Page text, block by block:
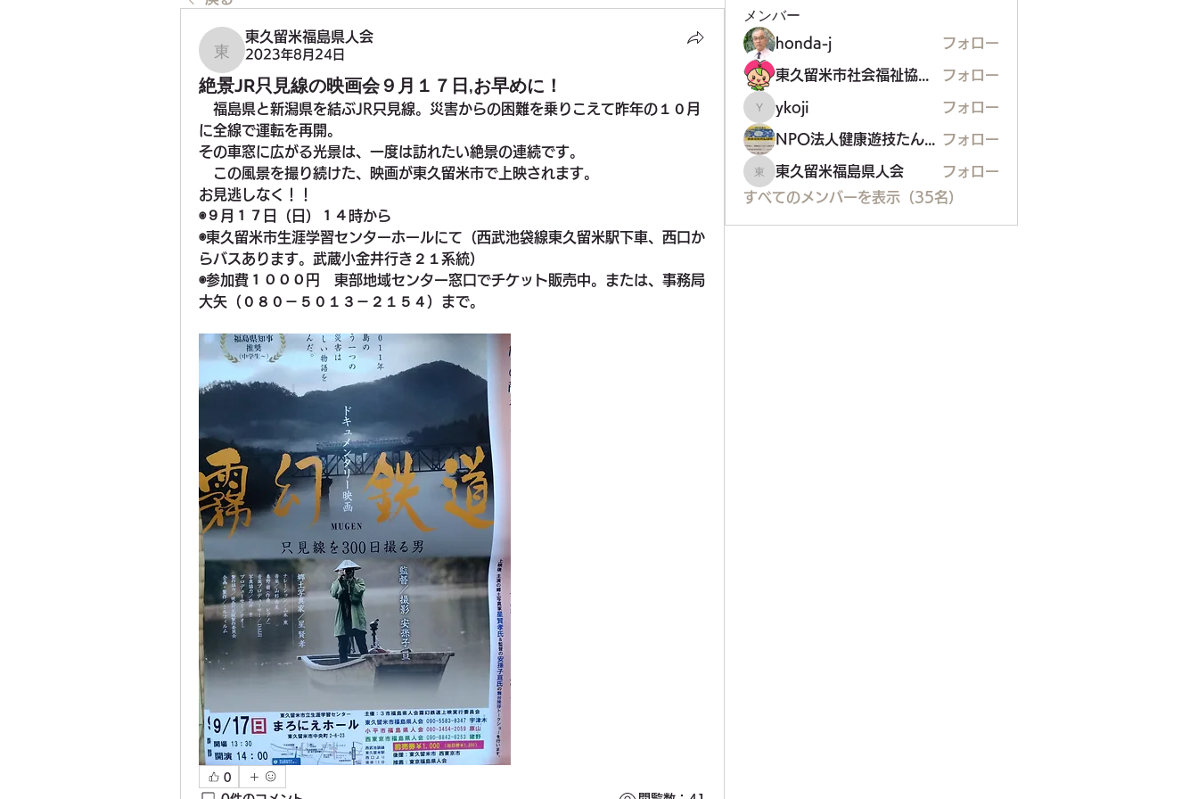
東久留米福島県人会
東久留米福島県人会
2023年8月24日
絶景JR只見線の映画会９月１７日,お早めに！
福島県と新潟県を結ぶJR只見線。災害からの困難を乗りこえて昨年の１０月
に全線で運転を再開。
その車窓に広がる光景は、一度は訪れたい絶景の連続です。
この風景を撮り続けた、映画が東久留米市で上映されます。
お見逃しなく！！
◉９月１７日（日）１４時から
◉東久留米市生涯学習センターホールにて（西武池袋線東久留米駅下車、西口か
らバスあります。武蔵小金井行き２１系統）
◉参加費１０００円　東部地域センター窓口でチケット販売中。または、事務局
大矢（０８０－５０１３－２１５４）まで。
0
メンバー
honda-j フォロー
東久留米市社会福祉協議会 フォロー
ykoji
ykoji フォロー
NPO法人健康遊技たんぽぽ フォロー
東久留米福島県人会
東久留米福島県人会
フォロー
すべてのメンバーを表示（35名）